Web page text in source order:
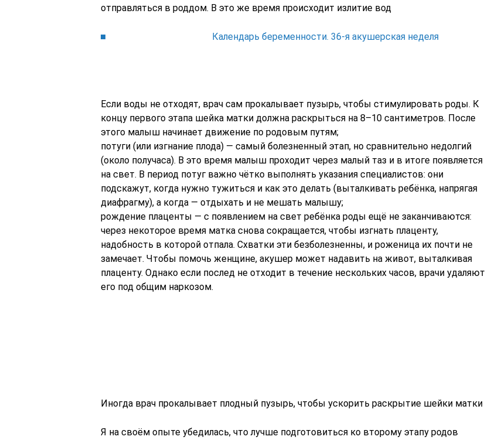
отправляться в роддом. В это же время происходит излитие вод
Календарь беременности. 36-я акушерская неделя
Если воды не отходят, врач сам прокалывает пузырь, чтобы стимулировать роды. К
концу первого этапа шейка матки должна раскрыться на 8–10 сантиметров. После
этого малыш начинает движение по родовым путям;
потуги (или изгнание плода) — самый болезненный этап, но сравнительно недолгий
(около получаса). В это время малыш проходит через малый таз и в итоге появляется
на свет. В период потуг важно чётко выполнять указания специалистов: они
подскажут, когда нужно тужиться и как это делать (выталкивать ребёнка, напрягая
диафрагму), а когда — отдыхать и не мешать малышу;
рождение плаценты — с появлением на свет ребёнка роды ещё не заканчиваются:
через некоторое время матка снова сокращается, чтобы изгнать плаценту,
надобность в которой отпала. Схватки эти безболезненны, и роженица их почти не
замечает. Чтобы помочь женщине, акушер может надавить на живот, выталкивая
плаценту. Однако если послед не отходит в течение нескольких часов, врачи удаляют
его под общим наркозом.
Иногда врач прокалывает плодный пузырь, чтобы ускорить раскрытие шейки матки
Я на своём опыте убедилась, что лучше подготовиться ко второму этапу родов